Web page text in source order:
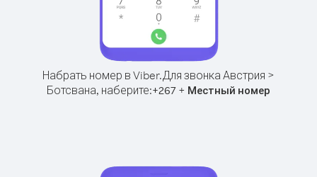
Набрать номер в Viber.Для звонка Австрия >
Ботсвана, наберите:+267 + Местный номер